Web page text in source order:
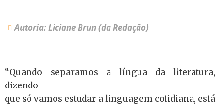
Autoria: Liciane Brun (da Redação)
“Quando separamos a língua da literatura,
dizendo
que só vamos estudar a linguagem cotidiana, está